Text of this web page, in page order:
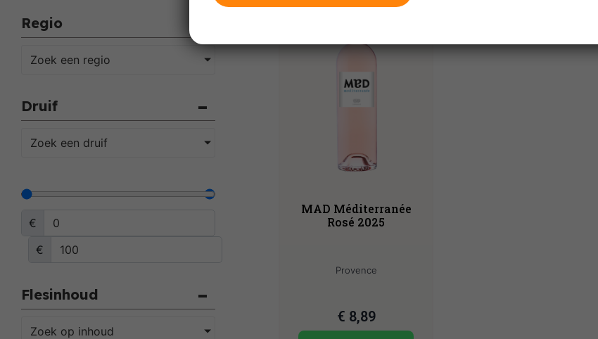
Regio
Zoek een regio
Druif
Zoek een druif
€
€
Flesinhoud
Zoek op inhoud
MAD Méditerranée
Rosé 2025
Provence
€ 8,89